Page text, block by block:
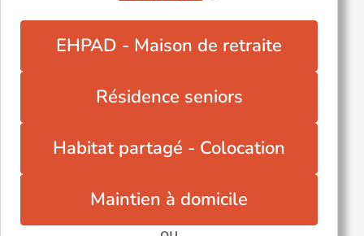
EHPAD - Maison de retraite
Résidence seniors
Habitat partagé - Colocation
Maintien à domicile